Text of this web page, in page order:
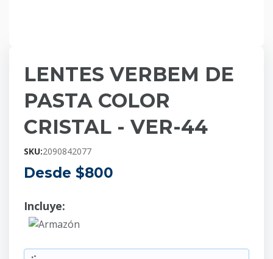
LENTES VERBEM DE
PASTA COLOR
CRISTAL - VER-44
SKU:2090842077
Desde $800
Incluye:
Armazón